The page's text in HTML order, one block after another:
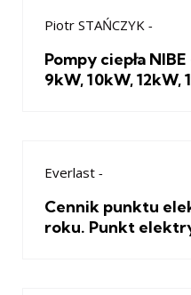
Piotr STAŃCZYK -
Pompy ciepła
9kW, 10kW, 12kW,
Everlast -
Cennik punktu
roku. Punkt